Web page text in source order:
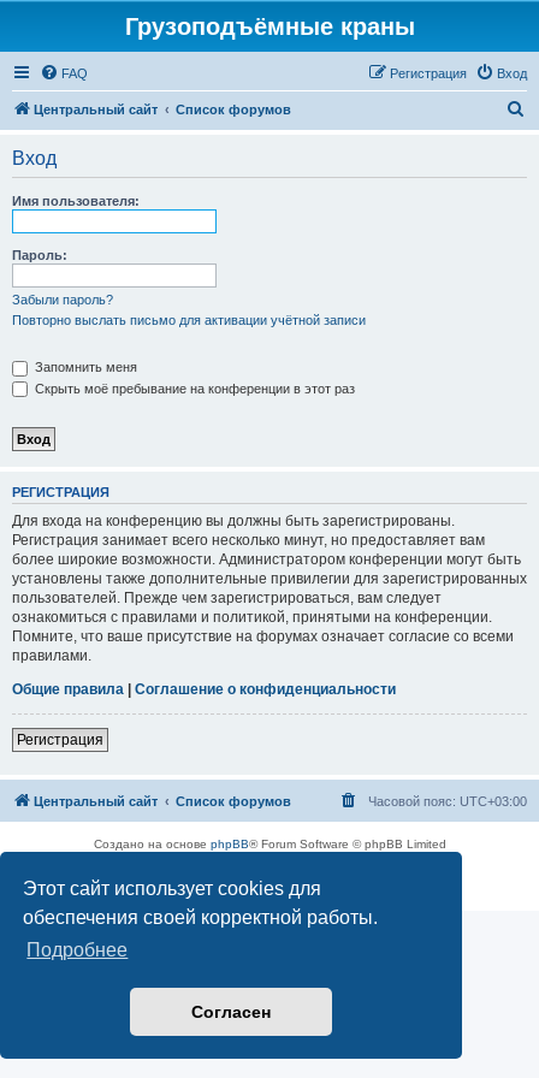
Этот сайт использует cookies для
обеспечения своей корректной работы.
Подробнее
Согласен
Грузоподъёмные краны
FAQ Вход
Регистрация
Центральный сайт Список форумов
Вход
Имя пользователя:
Пароль:
Забыли пароль?
Повторно выслать письмо для активации учётной записи
Запомнить меня
Скрыть моё пребывание на конференции в этот раз
РЕГИСТРАЦИЯ
Для входа на конференцию вы должны быть зарегистрированы.
Регистрация занимает всего несколько минут, но предоставляет вам
более широкие возможности. Администратором конференции могут быть
установлены также дополнительные привилегии для зарегистрированных
пользователей. Прежде чем зарегистрироваться, вам следует
ознакомиться с правилами и политикой, принятыми на конференции.
Помните, что ваше присутствие на форумах означает согласие со всеми
правилами.
Общие правила | Соглашение о конфиденциальности
Регистрация
Центральный сайт Список форумов Часовой пояс: UTC+03:00
Создано на основе phpBB® Forum Software © phpBB Limited
Конфиденциальность|Правила